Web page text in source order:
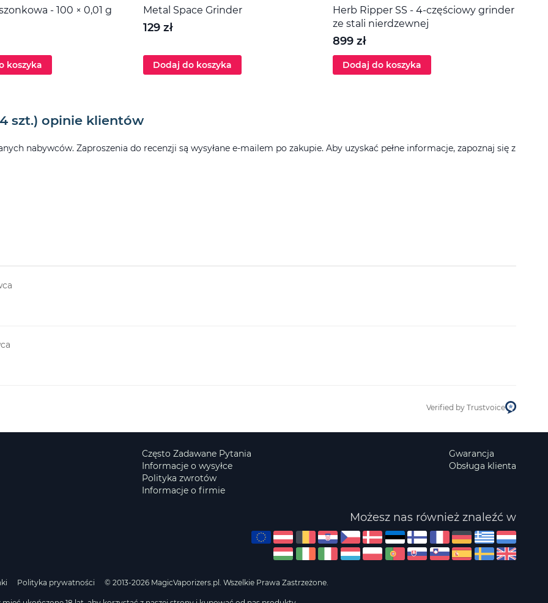
- 100 × 0,01 g
koszyka
Metal Space Grinder
129 zł
Dodaj do koszyka
Herb Ripper SS - 4-częściowy grinder
ze stali nierdzewnej
899 zł
Dodaj do koszyka
szt.) opinie klientów
nabywców. Zaproszenia do recenzji są wysyłane e-mailem po zakupie. Aby uzyskać pełne informacje, zapoznaj się z
Verified by Trustvoice
Często Zadawane Pytania
Informacje o wysyłce
Polityka zwrotów
Informacje o firmie
Gwarancja
Obsługa klienta
Możesz nas również znaleźć w
Polityka prywatności © 2013-2026 MagicVaporizers.pl. Wszelkie Prawa Zastrzeżone.